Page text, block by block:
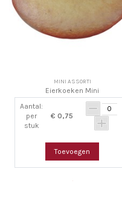
MINI ASSORTI
Eierkoeken Mini
Aantal:
per
stuk
€ 0,75
Toevoegen